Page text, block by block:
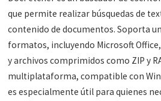
que permite realizar búsquedas de
contenido de documentos. Soporta
formatos, incluyendo Microsoft Office,
y archivos comprimidos como ZIP y
multiplataforma, compatible con
es especialmente útil para quienes